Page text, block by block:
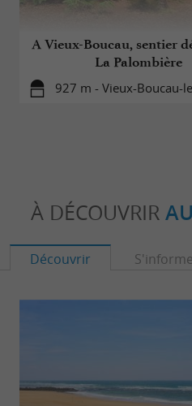
Simplicité de
quelques clics sur le
A Vieux-Boucau, sentier
La Palombière
927 m - Vieux-Boucau-
À DÉCOUVRIR
Découvrir